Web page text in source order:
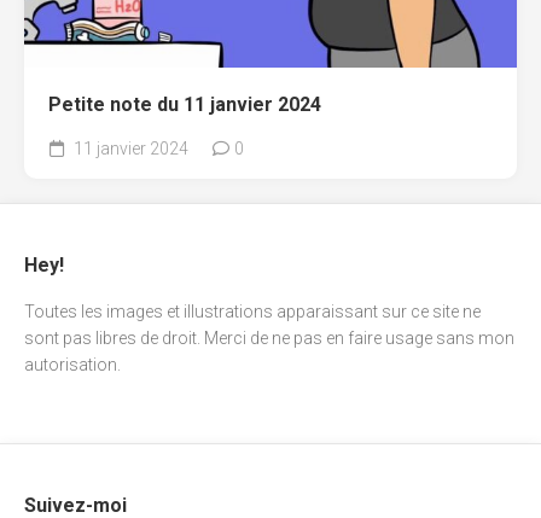
Petite note du 11 janvier 2024
11 janvier 2024 0
Hey!
Toutes les images et illustrations apparaissant sur ce site ne
sont pas libres de droit. Merci de ne pas en faire usage sans mon
autorisation.
Suivez-moi